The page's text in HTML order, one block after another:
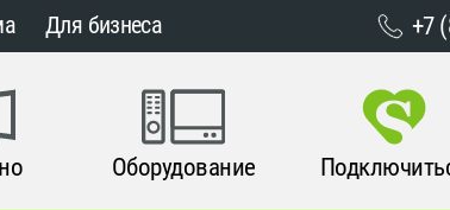
Для бизнеса +7
Оборудование